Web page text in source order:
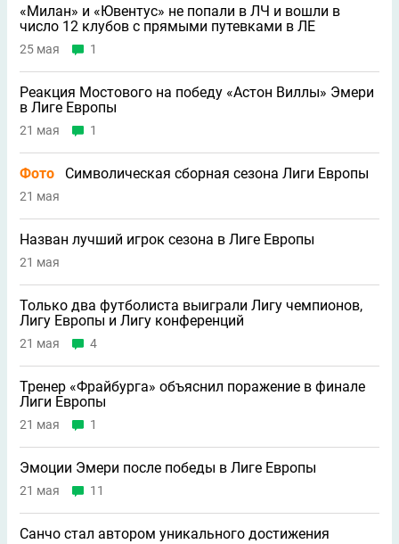
«Милан» и «Ювентус» не попали в ЛЧ и вошли в
число 12 клубов с прямыми путевками в ЛЕ
25 мая 1
Реакция Мостового на победу «Астон Виллы» Эмери
в Лиге Европы
21 мая 1
Фото Символическая сборная сезона Лиги Европы
21 мая
Назван лучший игрок сезона в Лиге Европы
21 мая
Только два футболиста выиграли Лигу чемпионов,
Лигу Европы и Лигу конференций
21 мая 4
Тренер «Фрайбурга» объяснил поражение в финале
Лиги Европы
21 мая 1
Эмоции Эмери после победы в Лиге Европы
21 мая 11
Санчо стал автором уникального достижения